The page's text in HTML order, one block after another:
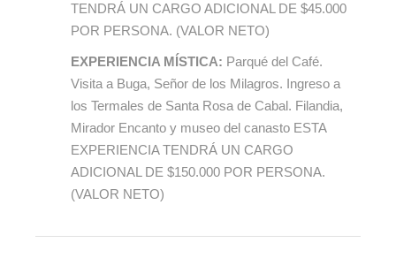
TENDRÁ UN CARGO ADICIONAL DE $45.000
POR PERSONA. (VALOR NETO)
EXPERIENCIA MÍSTICA: Parqué del Café.
Visita a Buga, Señor de los Milagros. Ingreso a
los Termales de Santa Rosa de Cabal. Filandia,
Mirador Encanto y museo del canasto ESTA
EXPERIENCIA TENDRÁ UN CARGO
ADICIONAL DE $150.000 POR PERSONA.
(VALOR NETO)